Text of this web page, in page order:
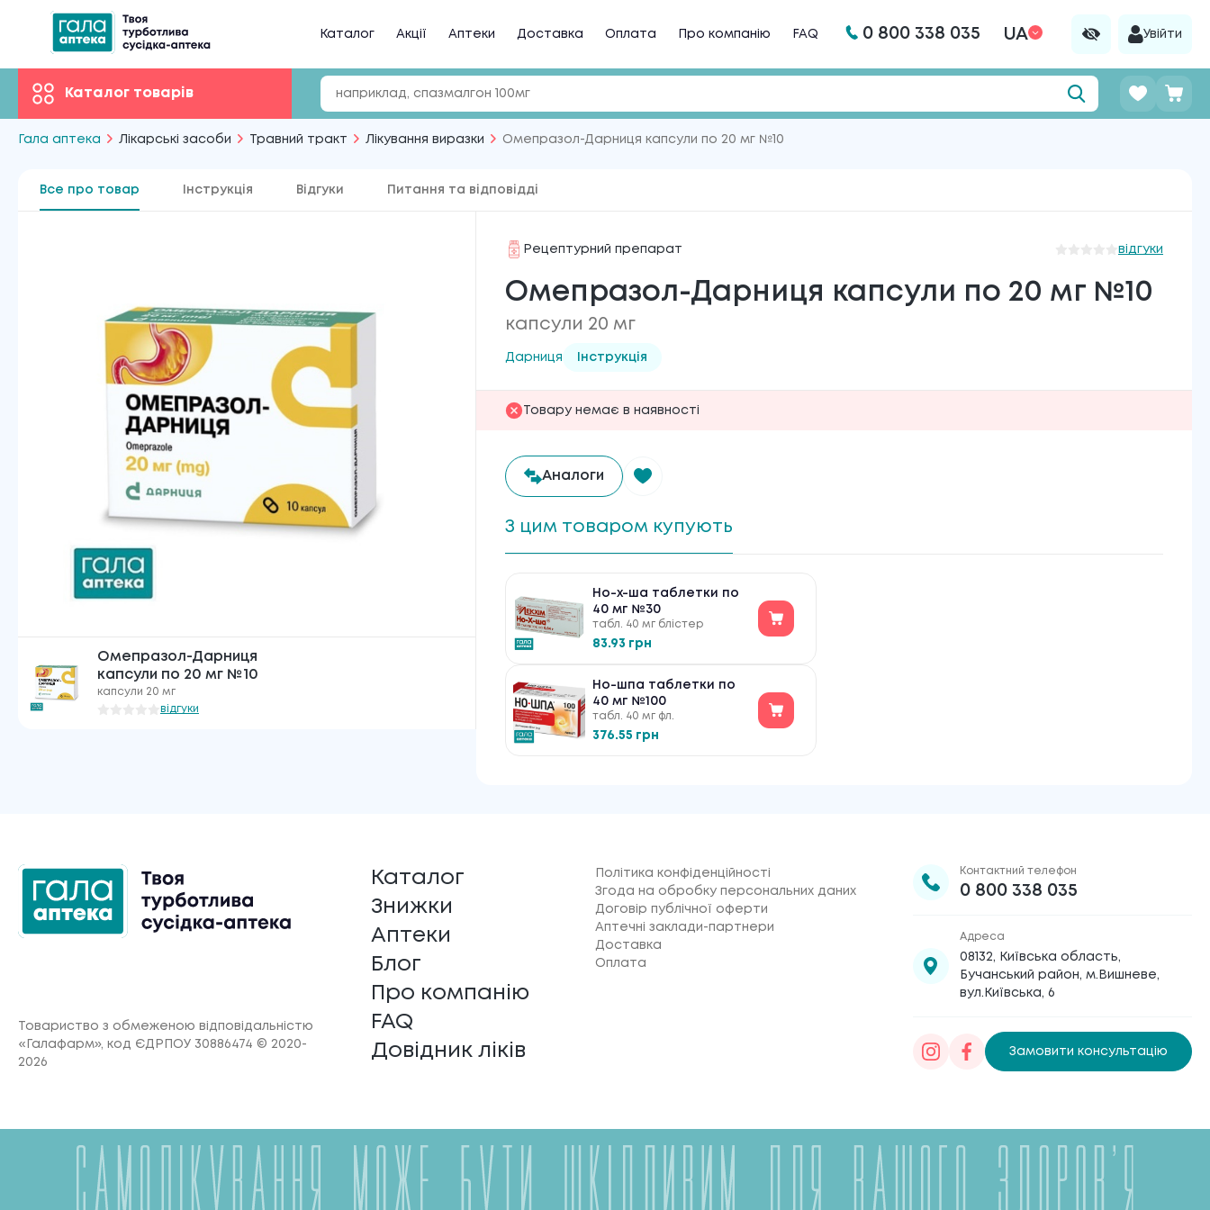
Каталог Акції Аптеки Доставка Оплата Про компанію FAQ 0 800 338 035 UA Увійти
Каталог товарів
Гала аптека Лікарські засоби Травний тракт Лікування виразки Омепразол-Дарниця капсули по 20 мг №10
Все про товар Інструкція Відгуки Питання та відповідді
Омепразол-Дарниця
капсули по 20 мг №10
капсули 20 мг
відгуки
Рецептурний препарат відгуки
Омепразол-Дарниця капсули по 20 мг №10
капсули 20 мг
Дарниця Інструкція
Товару немає в наявності
Аналоги
З цим товаром купують
Но-х-ша таблетки по
40 мг №30
табл. 40 мг блістер
83.93 грн
Но-шпа таблетки по
40 мг №100
табл. 40 мг фл.
376.55 грн
Товариство з обмеженою відповідальністю
«Галафарм», код ЄДРПОУ 30886474 © 2020-
2026
Каталог
Знижки
Аптеки
Блог
Про компанію
FAQ
Довідник ліків
Політика конфіденційності
Згода на обробку персональних даних
Договір публічної оферти
Аптечні заклади-партнери
Доставка
Оплата
Контактний телефон
0 800 338 035
Адреса
08132, Київська область,
Бучанський район, м.Вишневе,
вул.Київська, 6
Замовити консультацію